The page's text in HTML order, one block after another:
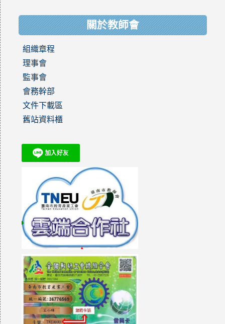
關於教師會
組織章程
理事會
監事會
會務幹部
文件下載區
舊站資料櫃